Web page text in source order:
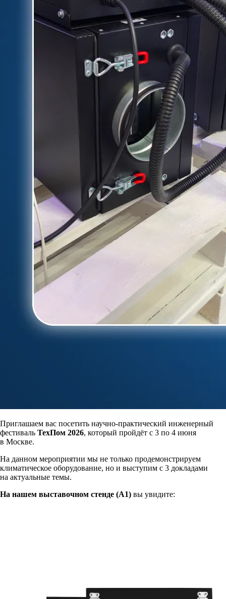
Приглашаем вас посетить научно-практический инженерный
фестиваль ТехПом 2026, который пройдёт с 3 по 4 июня
в Москве.
На данном мероприятии мы не только продемонстрируем
климатическое оборудование, но и выступим с 3 докладами
на актуальные темы.
На нашем выставочном стенде (А1) вы увидите: